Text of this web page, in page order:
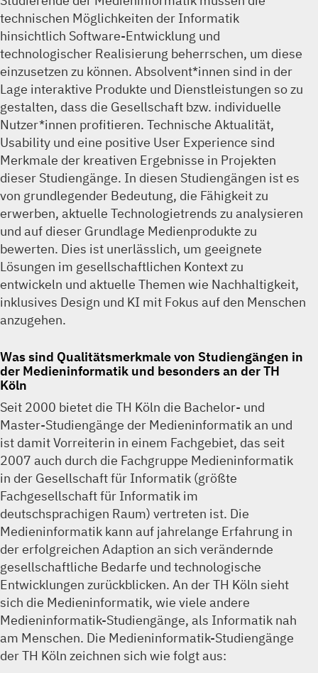
technischen Möglichkeiten der Informatik
hinsichtlich Software-Entwicklung und
technologischer Realisierung beherrschen, um diese
einzusetzen zu können. Absolvent*innen sind in der
Lage interaktive Produkte und Dienstleistungen so zu
gestalten, dass die Gesellschaft bzw. individuelle
Nutzer*innen profitieren. Technische Aktualität,
Usability und eine positive User Experience sind
Merkmale der kreativen Ergebnisse in Projekten
dieser Studiengänge. In diesen Studiengängen ist es
von grundlegender Bedeutung, die Fähigkeit zu
erwerben, aktuelle Technologietrends zu analysieren
und auf dieser Grundlage Medienprodukte zu
bewerten. Dies ist unerlässlich, um geeignete
Lösungen im gesellschaftlichen Kontext zu
entwickeln und aktuelle Themen wie Nachhaltigkeit,
inklusives Design und KI mit Fokus auf den Menschen
anzugehen.
Was sind Qualitätsmerkmale von Studiengängen in
der Medieninformatik und besonders an der TH
Köln
Seit 2000 bietet die TH Köln die Bachelor- und
Master-Studiengänge der Medieninformatik an und
ist damit Vorreiterin in einem Fachgebiet, das seit
2007 auch durch die Fachgruppe Medieninformatik
in der Gesellschaft für Informatik (größte
Fachgesellschaft für Informatik im
deutschsprachigen Raum) vertreten ist. Die
Medieninformatik kann auf jahrelange Erfahrung in
der erfolgreichen Adaption an sich verändernde
gesellschaftliche Bedarfe und technologische
Entwicklungen zurückblicken. An der TH Köln sieht
sich die Medieninformatik, wie viele andere
Medieninformatik-Studiengänge, als Informatik nah
am Menschen. Die Medieninformatik-Studiengänge
der TH Köln zeichnen sich wie folgt aus: